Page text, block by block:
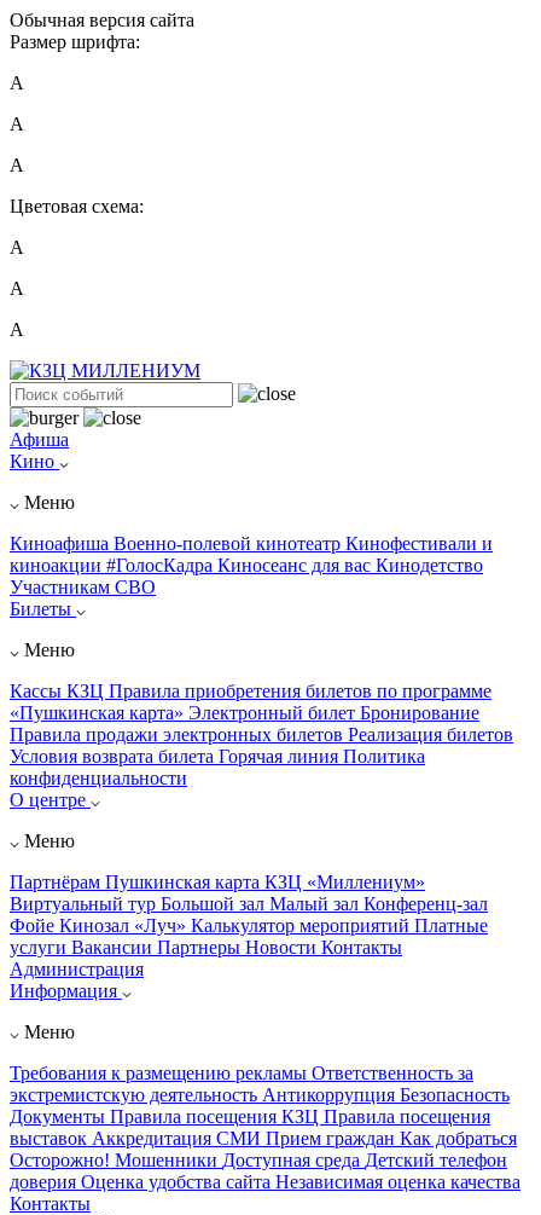
Обычная версия сайта
Размер шрифта:
A
A
A
Цветовая схема:
А
А
А
Афиша
Кино
Меню
Киноафиша Военно-полевой кинотеатр Кинофестивали и
киноакции #ГолосКадра Киносеанс для вас Кинодетство
Участникам СВО
Билеты
Меню
Кассы КЗЦ Правила приобретения билетов по программе
«Пушкинская карта» Электронный билет Бронирование
Правила продажи электронных билетов Реализация билетов
Условия возврата билета Горячая линия Политика
конфиденциальности
О центре
Меню
Партнёрам Пушкинская карта КЗЦ «Миллениум»
Виртуальный тур Большой зал Малый зал Конференц-зал
Фойе Кинозал «Луч» Калькулятор мероприятий Платные
услуги Вакансии Партнеры Новости Контакты
Администрация
Информация
Меню
Требования к размещению рекламы Ответственность за
экстремистскую деятельность Антикоррупция Безопасность
Документы Правила посещения КЗЦ Правила посещения
выставок Аккредитация СМИ Прием граждан Как добраться
Осторожно! Мошенники Доступная среда Детский телефон
доверия Оценка удобства сайта Независимая оценка качества
Контакты